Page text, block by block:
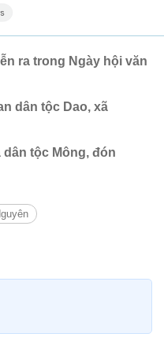
ra trong Ngày hội văn
dân tộc Dao, xã
dân tộc Mông, đón